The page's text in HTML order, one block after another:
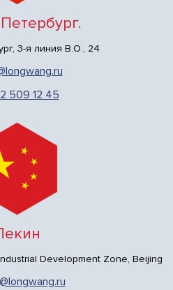
3-я линия В.О., 24
509 12 45
Development Zone, Beijing